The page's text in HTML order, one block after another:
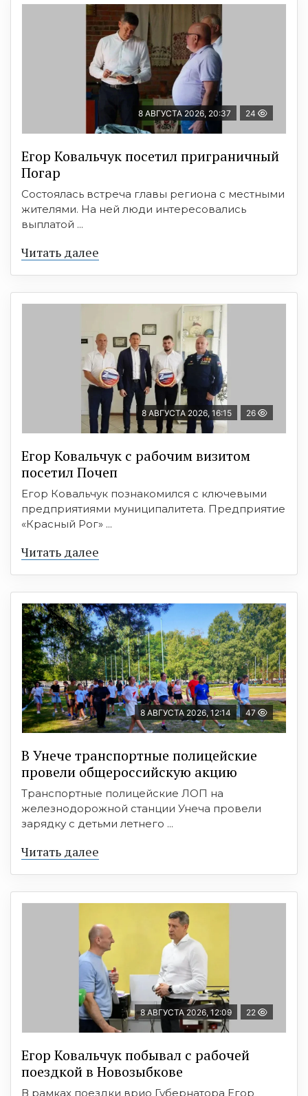
8 АВГУСТА 2026, 20:37 24
Егор Ковальчук посетил приграничный
Погар
Состоялась встреча главы региона с местными
жителями. На ней люди интересовались
выплатой ...
Читать далее
8 АВГУСТА 2026, 16:15 26
Егор Ковальчук с рабочим визитом
посетил Почеп
Егор Ковальчук познакомился с ключевыми
предприятиями муниципалитета. Предприятие
«Красный Рог» ...
Читать далее
8 АВГУСТА 2026, 12:14 47
В Унече транспортные полицейские
провели общероссийскую акцию
Транспортные полицейские ЛОП на
железнодорожной станции Унеча провели
зарядку с детьми летнего ...
Читать далее
8 АВГУСТА 2026, 12:09 22
Егор Ковальчук побывал с рабочей
поездкой в Новозыбкове
В рамках поездки врио Губернатора Егор